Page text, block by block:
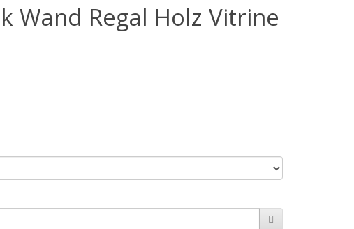
Wand Regal Holz Vitrine